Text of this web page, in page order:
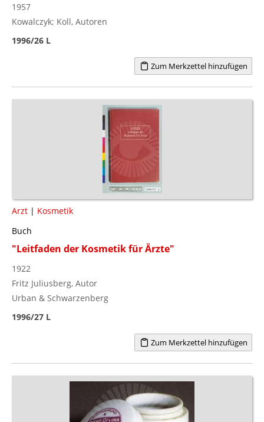
1957
Kowalczyk; Koll, Autoren
1996/26 L
Zum Merkzettel hinzufügen
Arzt | Kosmetik
Buch
"Leitfaden der Kosmetik für Ärzte"
1922
Fritz Juliusberg, Autor
Urban & Schwarzenberg
1996/27 L
Zum Merkzettel hinzufügen